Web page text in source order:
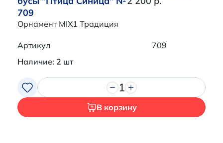
709
Орнамент MIX1 Традиция
Артикул
709
Наличие: 2 шт
1
В корзину